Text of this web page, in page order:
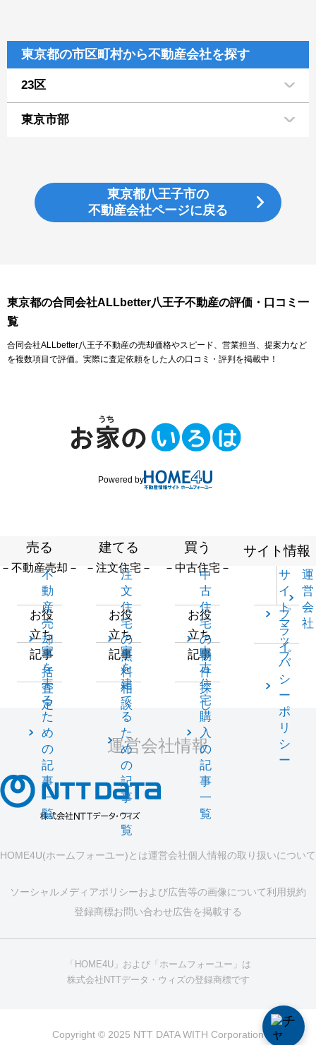
東京都の市区町村から不動産会社を探す
23区
東京市部
東京都八王子市の
不動産会社ページに戻る
東京都の合同会社ALLbetter八王子不動産の評価・口コミ一
覧
合同会社ALLbetter八王子不動産の売却価格やスピード、営業担当、提案力など
を複数項目で評価。実際に査定依頼をした人の口コミ・評判を掲載中！
Powered by
売る
－不動産売却－
不
動
産
売
却
一
括
査
定
お役
立ち
記事
家
を
売
る
た
め
の
記
事
一
覧
建てる
－注文住宅－
注
文
住
宅
の
無
料
相
談
お役
立ち
記事
家
を
建
て
る
た
め
の
記
事
一
覧
買う
－中古住宅－
中
古
住
宅
の
物
件
探
し
お役
立ち
記事
中
古
住
宅
購
入
の
記
事
一
覧
サイト情報
サ
イ
ト
マ
ッ
プ
運
営
会
社
プ
ラ
イ
バ
シ
ー
ポ
リ
シ
ー
運営会社情報
HOME4U(ホームフォーユー)とは運営会社個人情報の取り扱いについて
ソーシャルメディアポリシーおよび広告等の画像について利用規約
登録商標お問い合わせ広告を掲載する
「HOME4U」および「ホームフォーユー」は
株式会社NTTデータ・ウィズの登録商標です
Copyright © 2025 NTT DATA WITH Corporation